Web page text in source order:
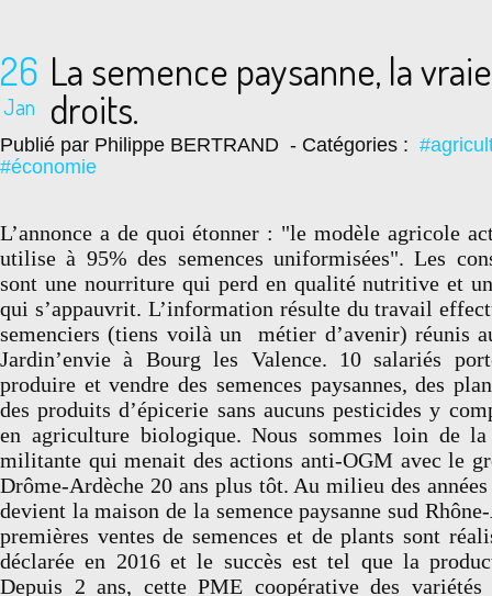
26
Jan
La semence paysanne, la
droits.
Publié par Philippe BERTRAND - Catégories :
#économie
L’annonce a de quoi étonner : "le modèle agricole
utilise à 95% des semences uniformisées". Les
sont une nourriture qui perd en qualité nutritive et
qui s’appauvrit. L’information résulte du travail
semenciers (tiens voilà un métier d’avenir) réunis
Jardin’envie à Bourg les Valence. 10 salariés
produire et vendre des semences paysannes, des
des produits d’épicerie sans aucuns pesticides y
en agriculture biologique. Nous sommes loin de la
militante qui menait des actions anti-OGM avec le
Drôme-Ardèche 20 ans plus tôt. Au milieu des
devient la maison de la semence paysanne sud
premières ventes de semences et de plants sont
déclarée en 2016 et le succès est tel que la
Depuis 2 ans, cette PME coopérative des variétés